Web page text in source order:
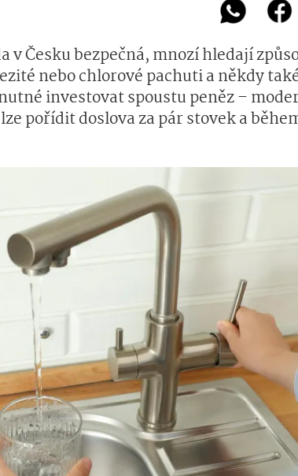
v Česku bezpečná, mnozí hledají
nebo chlorové pachuti a někdy
investovat spoustu peněz –
pořídit doslova za pár stovek a